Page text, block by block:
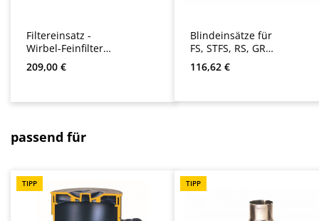
Filtereinsatz -
Wirbel-Feinfilter
WFF 100
Regulärer Preis:
209,00 €
Blindeinsätze für
FS, STFS, RS, GRS
und WFF
Regulärer Preis:
116,62 €
Produktgalerie überspringen
passend für
TIPP TIPP